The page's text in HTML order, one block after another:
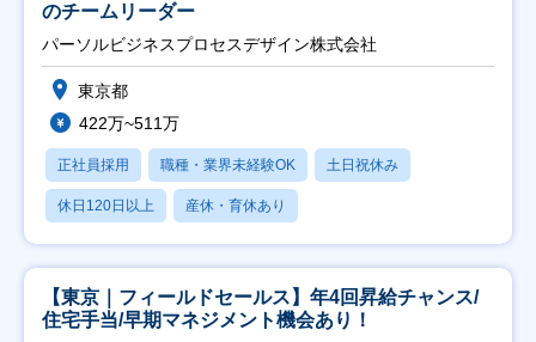
のチームリーダー
パーソルビジネスプロセスデザイン株式会社
東京都
422万~511万
正社員採用 職種・業界未経験OK 土日祝休み
休日120日以上 産休・育休あり
【東京｜フィールドセールス】年4回昇給チャンス/
住宅手当/早期マネジメント機会あり！